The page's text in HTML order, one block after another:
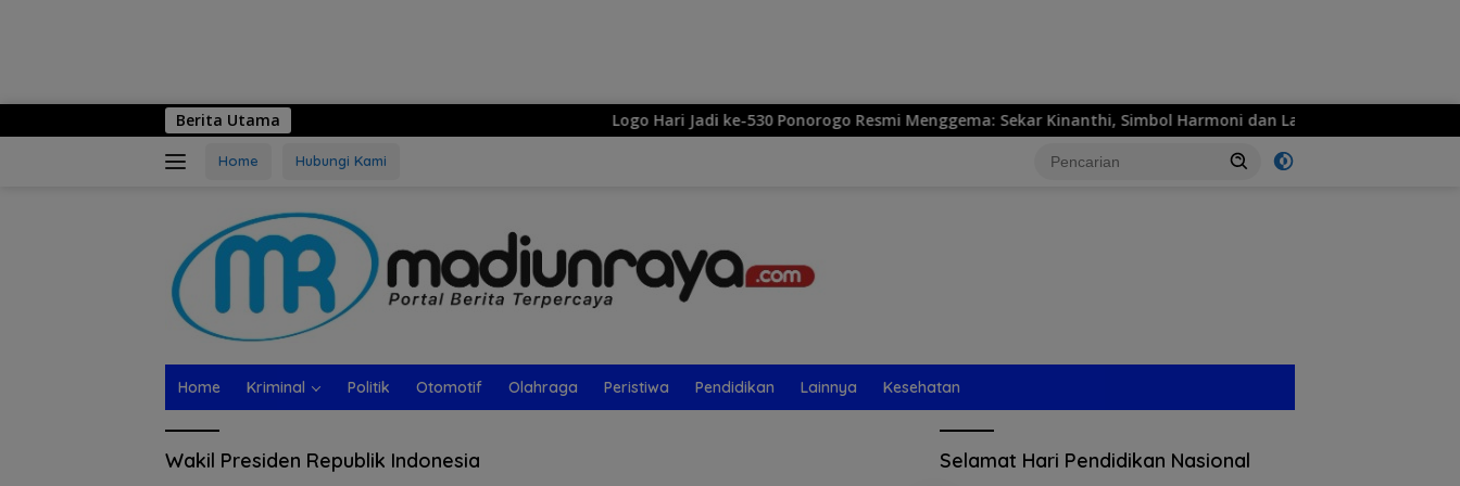
Berita Utama Logo Hari Jadi ke-530 Ponorogo Resmi Menggema: Sekar Kinanthi, Simbol Harmoni dan Langkah Maju
Home Hubungi Kami
Home Kriminal Politik Otomotif Olahraga Peristiwa Pendidikan Lainnya Kesehatan
Wakil Presiden Republik Indonesia Selamat Hari Pendidikan Nasional